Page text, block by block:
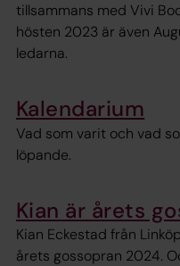
tillsammans med Vivi
hösten 2023 är även
ledarna.
Kalendarium
Vad som varit och vad
löpande.
Kian är årets
Kian Eckestad från
årets gossopran 2024.